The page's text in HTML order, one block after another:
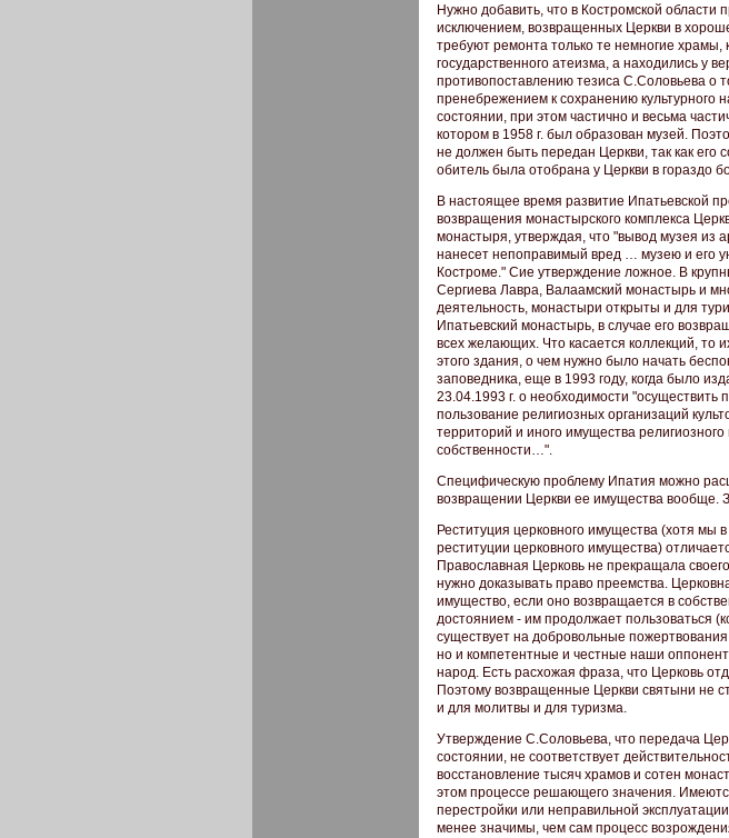
Нужно добавить, что в Костромской области
исключением, возвращенных Церкви в
требуют ремонта только те немногие
государственного атеизма, а находились у
противопоставлению тезиса С.Соловьева о
пренебрежением к сохранению культурного
состоянии, при этом частично и весьма
котором в 1958 г. был образован музей.
не должен быть передан Церкви, так как его
обитель была отобрана у Церкви в гораздо
В настоящее время развитие Ипатьевской
возвращения монастырского комплекса
монастыря, утверждая, что "вывод музея из
нанесет непоправимый вред … музею и его
Костроме." Сие утверждение ложное. В
Сергиева Лавра, Валаамский монастырь и
деятельность, монастыри открыты и для
Ипатьевский монастырь, в случае его
всех желающих. Что касается коллекций, то
этого здания, о чем нужно было начать
заповедника, еще в 1993 году, когда было
23.04.1993 г. о необходимости "осуществить
пользование религиозных организаций
территорий и иного имущества
собственности…".
Специфическую проблему Ипатия можно
возвращении Церкви ее имущества вообще.
Реституция церковного имущества (хотя мы
реституции церковного имущества)
Православная Церковь не прекращала
нужно доказывать право преемства.
имущество, если оно возвращается в
достоянием - им продолжает пользоваться
существует на добровольные
но и компетентные и честные наши
народ. Есть расхожая фраза, что Церковь
Поэтому возвращенные Церкви святыни не
и для молитвы и для туризма.
Утверждение С.Соловьева, что передача
состоянии, не соответствует
восстановление тысяч храмов и сотен
этом процессе решающего значения.
перестройки или неправильной
менее значимы, чем сам процесс